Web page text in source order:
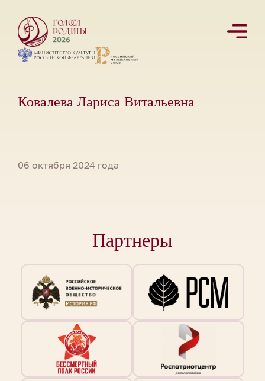
Ковалева Лариса Витальевна
06 октября 2024 года
Партнеры